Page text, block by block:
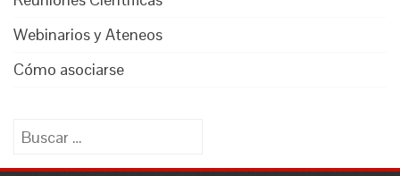
Webinarios y Ateneos
Cómo asociarse
Buscar: